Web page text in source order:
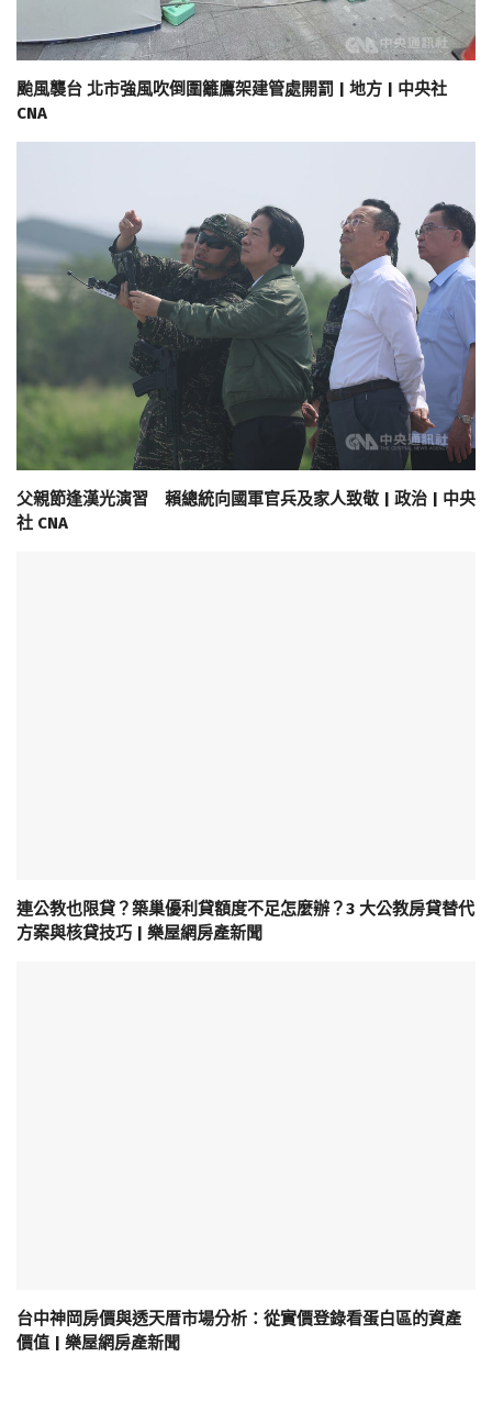
颱風襲台 北市強風吹倒圍籬鷹架建管處開罰 | 地方 | 中央社
CNA
父親節逢漢光演習 賴總統向國軍官兵及家人致敬 | 政治 | 中央
社 CNA
連公教也限貸？築巢優利貸額度不足怎麼辦？3 大公教房貸替代
方案與核貸技巧 | 樂屋網房產新聞
台中神岡房價與透天厝市場分析：從實價登錄看蛋白區的資產
價值 | 樂屋網房產新聞